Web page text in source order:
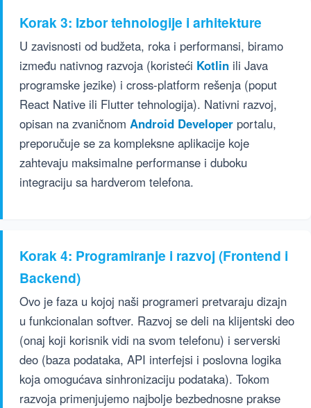
Korak 3: Izbor tehnologije i arhitekture
U zavisnosti od budžeta, roka i performansi, biramo
između nativnog razvoja (koristeći Kotlin ili Java
programske jezike) i cross-platform rešenja (poput
React Native ili Flutter tehnologija). Nativni razvoj,
opisan na zvaničnom Android Developer portalu,
preporučuje se za kompleksne aplikacije koje
zahtevaju maksimalne performanse i duboku
integraciju sa hardverom telefona.
Korak 4: Programiranje i razvoj (Frontend i
Backend)
Ovo je faza u kojoj naši programeri pretvaraju dizajn
u funkcionalan softver. Razvoj se deli na klijentski deo
(onaj koji korisnik vidi na svom telefonu) i serverski
deo (baza podataka, API interfejsi i poslovna logika
koja omogućava sinhronizaciju podataka). Tokom
razvoja primenjujemo najbolje bezbednosne prakse